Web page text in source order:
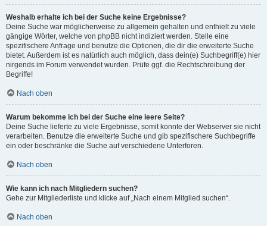
Weshalb erhalte ich bei der Suche keine Ergebnisse?
Deine Suche war möglicherweise zu allgemein gehalten und enthielt zu viele
gängige Wörter, welche von phpBB nicht indiziert werden. Stelle eine
spezifischere Anfrage und benutze die Optionen, die dir die erweiterte Suche
bietet. Außerdem ist es natürlich auch möglich, dass dein(e) Suchbegriff(e) hier
nirgends im Forum verwendet wurden. Prüfe ggf. die Rechtschreibung der
Begriffe!
Nach oben
Warum bekomme ich bei der Suche eine leere Seite?
Deine Suche lieferte zu viele Ergebnisse, somit konnte der Webserver sie nicht
verarbeiten. Benutze die erweiterte Suche und gib spezifischere Suchbegriffe
ein oder beschränke die Suche auf verschiedene Unterforen.
Nach oben
Wie kann ich nach Mitgliedern suchen?
Gehe zur Mitgliederliste und klicke auf „Nach einem Mitglied suchen“.
Nach oben